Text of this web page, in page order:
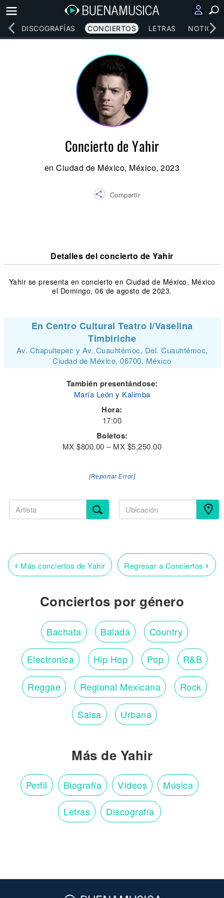
DISCOGRAFÍAS CONCIERTOS LETRAS NOTICIAS
Concierto de Yahir
en Ciudad de México, México, 2023
Compartir
Detalles del concierto de Yahir
Yahir se presenta en concierto en Ciudad de México, México
el Domingo, 06 de agosto de 2023.
En Centro Cultural Teatro I/Vaselina
Timbiriche
Av. Chapultepec y Av. Cuauhtémoc, Del. Cuauhtémoc,
Ciudad de México, 06700, México
También presentándose:
María León y Kalimba
Hora:
17:00
Boletos:
MX $800.00 – MX $5,250.00
[Reportar Error]
‹ Más conciertos de Yahir Regresar a Conciertos ›
Conciertos por género
Bachata Balada Country
Electronica Hip Hop Pop R&B
Reggae Regional Mexicana Rock
Salsa Urbana
Más de Yahir
Perfil Biografía Vídeos Música
Letras Discografía